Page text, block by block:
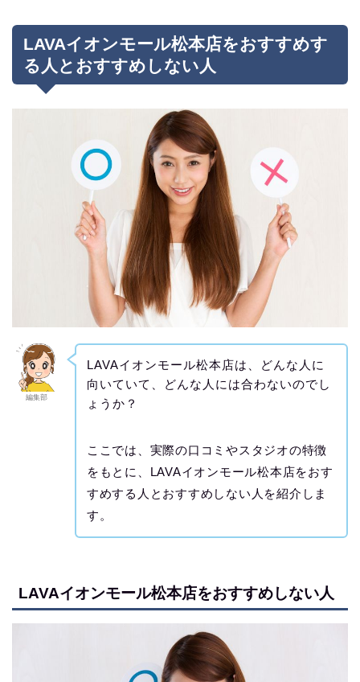
LAVAイオンモール松本店をおすすめす
る人とおすすめしない人
編集部
LAVAイオンモール松本店は、どんな人に
向いていて、どんな人には合わないのでし
ょうか？
ここでは、実際の口コミやスタジオの特徴
をもとに、LAVAイオンモール松本店をおす
すめする人とおすすめしない人を紹介しま
す。
LAVAイオンモール松本店をおすすめしない人